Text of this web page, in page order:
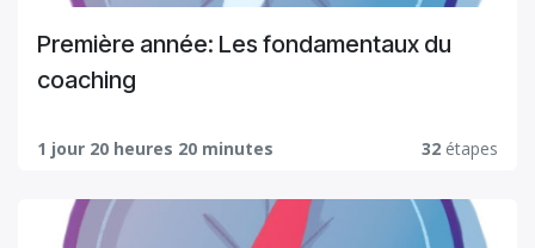
Première année: Les fondamentaux du
coaching
1 jour 20 heures 20 minutes 32 étapes